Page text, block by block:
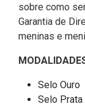
sobre como
Garantia de
meninas e
Selo Ouro
Selo Prata